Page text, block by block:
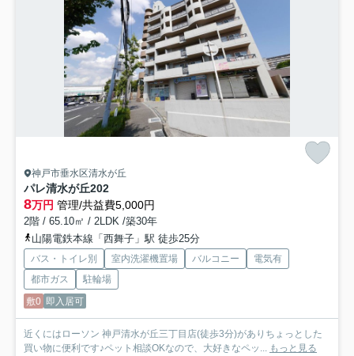
神戸市垂水区清水が丘
パレ清水が丘202
8万円 管理/共益費5,000円
2階 / 65.10㎡ / 2LDK /築30年
山陽電鉄本線「西舞子」駅 徒歩25分
バス・トイレ別 室内洗濯機置場 バルコニー
電気有
都市ガス
駐輪場
敷0 即入居可
近くにはローソン 神戸清水が丘三丁目店(徒歩3分)がありちょっとした
買い物に便利です♪ペット相談OKなので、大好きなペッ... もっと見る